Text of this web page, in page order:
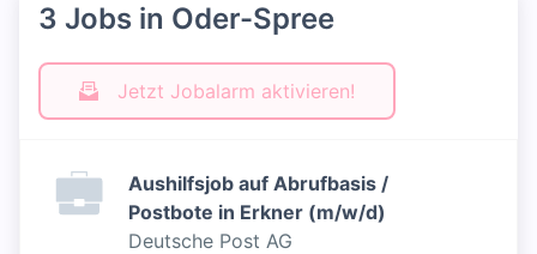
3 Jobs in Oder-Spree
Jetzt Jobalarm aktivieren!
Aushilfsjob auf Abrufbasis /
Postbote in Erkner (m/w/d)
Deutsche Post AG